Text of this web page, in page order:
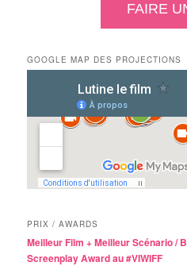
FAIRE
GOOGLE MAP DES PROJECTIONS
PRIX / AWARDS
Meilleur Film + Meilleur Scénario /
Screenplay Award au #VIWIFF